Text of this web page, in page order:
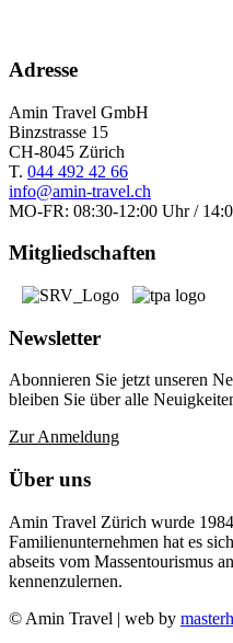
Adresse
Amin Travel GmbH
Binzstrasse 15
CH-8045 Zürich
T. 044 492 42 66
info@amin-travel.ch
MO-FR: 08:30-12:00 Uhr /
Mitgliedschaften
Newsletter
Abonnieren Sie jetzt unseren
bleiben Sie über alle
Zur Anmeldung
Über uns
Amin Travel Zürich wurde
Familienunternehmen hat es
abseits vom Massentourismus
kennenzulernen.
© Amin Travel | web by